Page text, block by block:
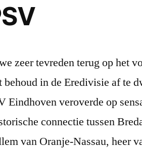
zeer tevreden terug op het
in de Eredivisie af te
Eindhoven veroverde op
connectie tussen
van Oranje-Nassau, heer